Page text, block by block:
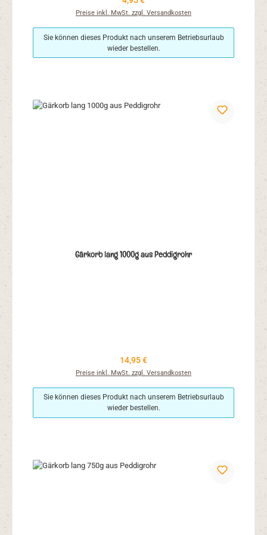
Preise inkl. MwSt. zzgl. Versandkosten
Sie können dieses Produkt nach unserem Betriebsurlaub
wieder bestellen.
Gärkorb lang 1000g aus Peddigrohr
Regulärer Preis:
14,95 €
Preise inkl. MwSt. zzgl. Versandkosten
Sie können dieses Produkt nach unserem Betriebsurlaub
wieder bestellen.